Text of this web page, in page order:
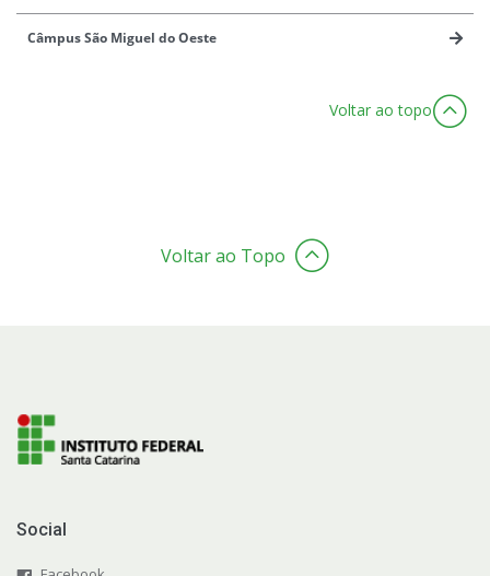
Câmpus São Miguel do Oeste
Voltar ao topo
Voltar ao Topo
Social